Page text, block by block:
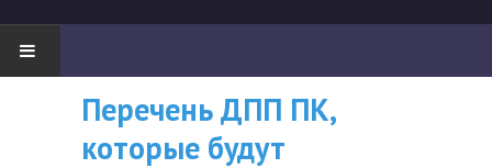
НОВОСТИ
"Боевая" русистика
ВНИМАНИЮ
СЛУШАТЕЛЕЙ, У
Перечень ДПП ПК,
которые будут